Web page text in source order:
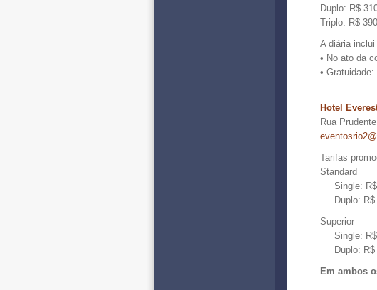
Duplo: R$
Triplo: R$
A diária
• No ato da
•
Hotel
Rua
Tarifas
Standard
Single: R$
Duplo: R$
Superior
Single: R$
Duplo: R$
Em ambos